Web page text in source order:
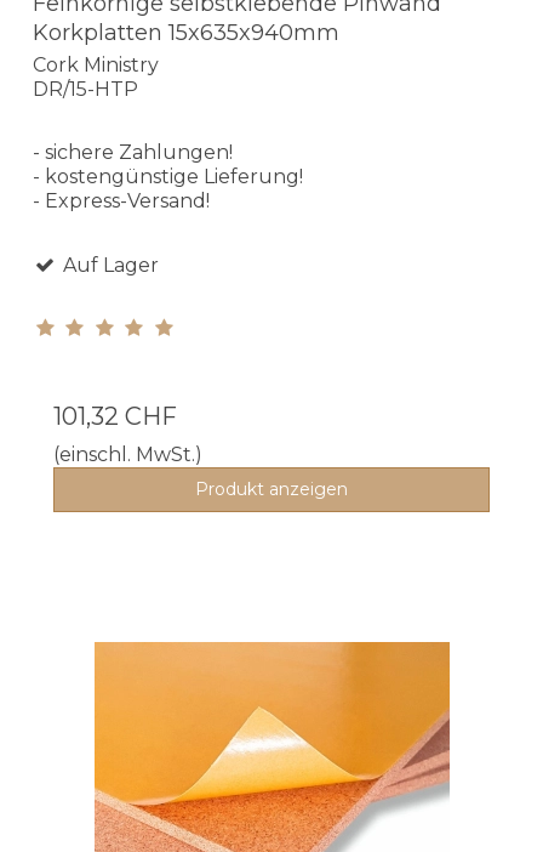
Korkplatten 15x635x940mm
Cork Ministry
DR/15-HTP
- sichere Zahlungen!
- kostengünstige Lieferung!
- Express-Versand!
Auf Lager
101,32 CHF
(einschl. MwSt.)
Produkt anzeigen